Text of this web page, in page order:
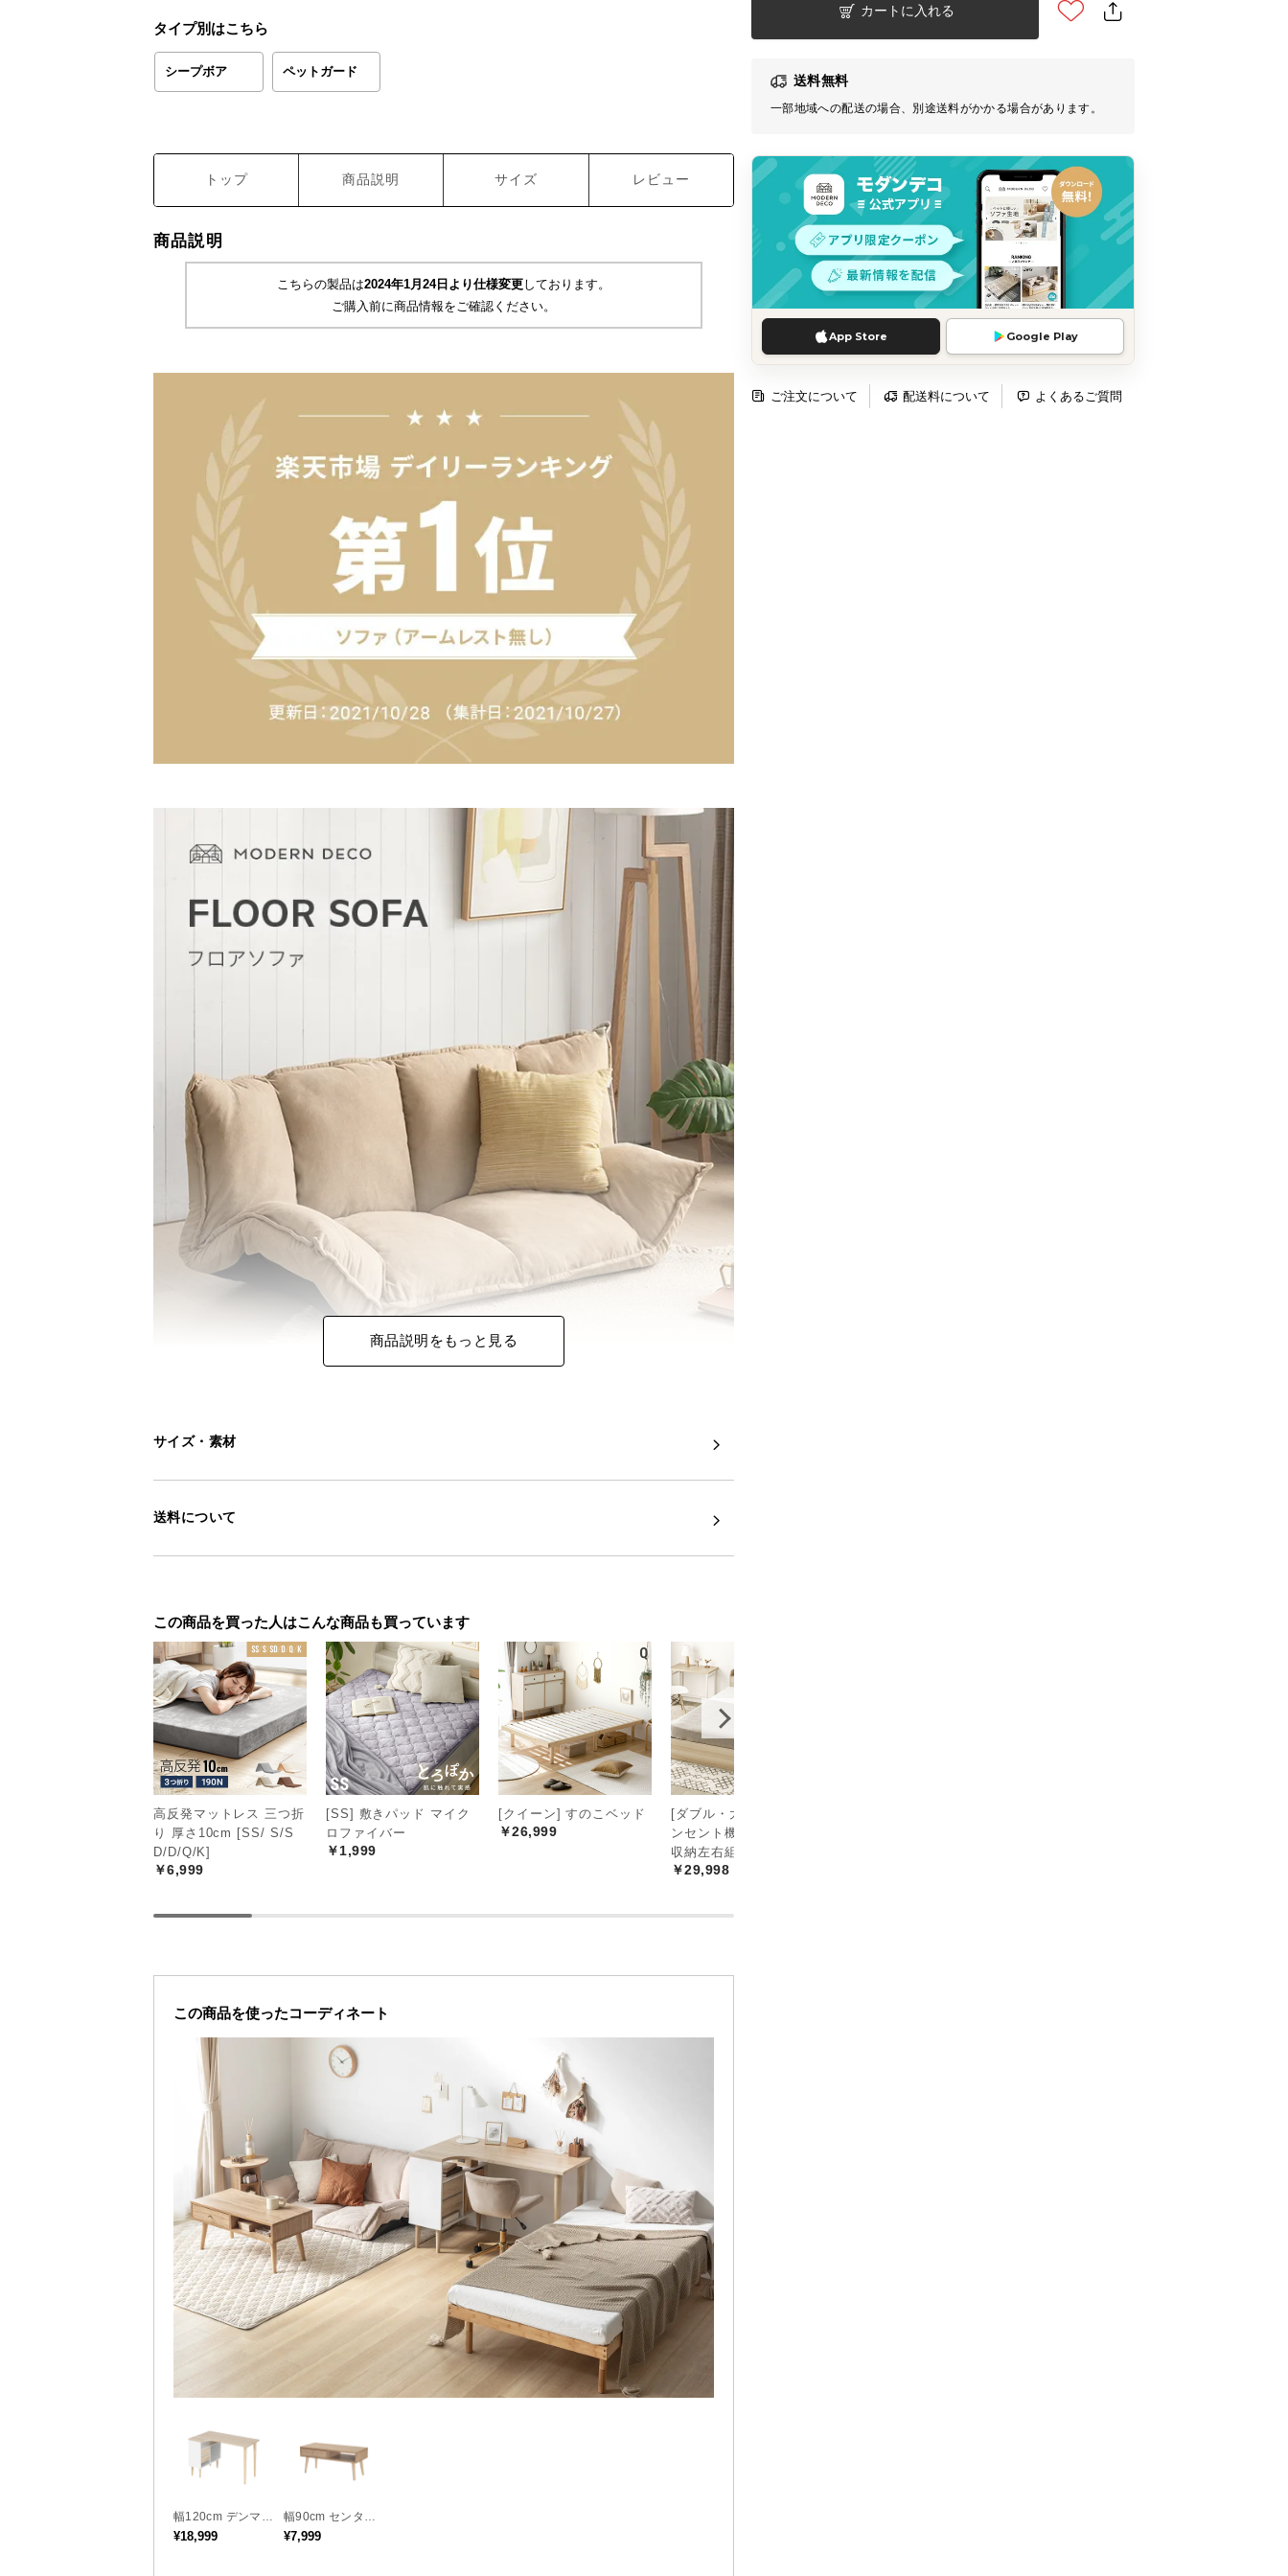
カートに入れる
送料無料
一部地域への配送の場合、別途送料がかかる場合があります。
App Store Google Play
ご注文について 配送料について よくあるご質問
タイプ別はこちら
シープボア ペットガード
トップ 商品説明 サイズ レビュー
商品説明
こちらの製品は2024年1月24日より仕様変更しております。
ご購入前に商品情報をご確認ください。
商品説明をもっと見る
サイズ・素材
送料について
この商品を買った人はこんな商品も買っています
高反発マットレス 三つ折
り 厚さ10cm [SS/ S/S
D/D/Q/K]
￥6,999
[SS] 敷きパッド マイク
ロファイバー
￥1,999
[クイーン] すのこベッド
￥26,999
[ダブル・大容量収納] コ
ンセント機能付きベッド
収納左右組み換え可能
￥29,998
この商品を使ったコーディネート
幅120cm デンマー
クデザイン ワーク
¥18,999
幅90cm センター
テーブル 木目調/
¥7,999